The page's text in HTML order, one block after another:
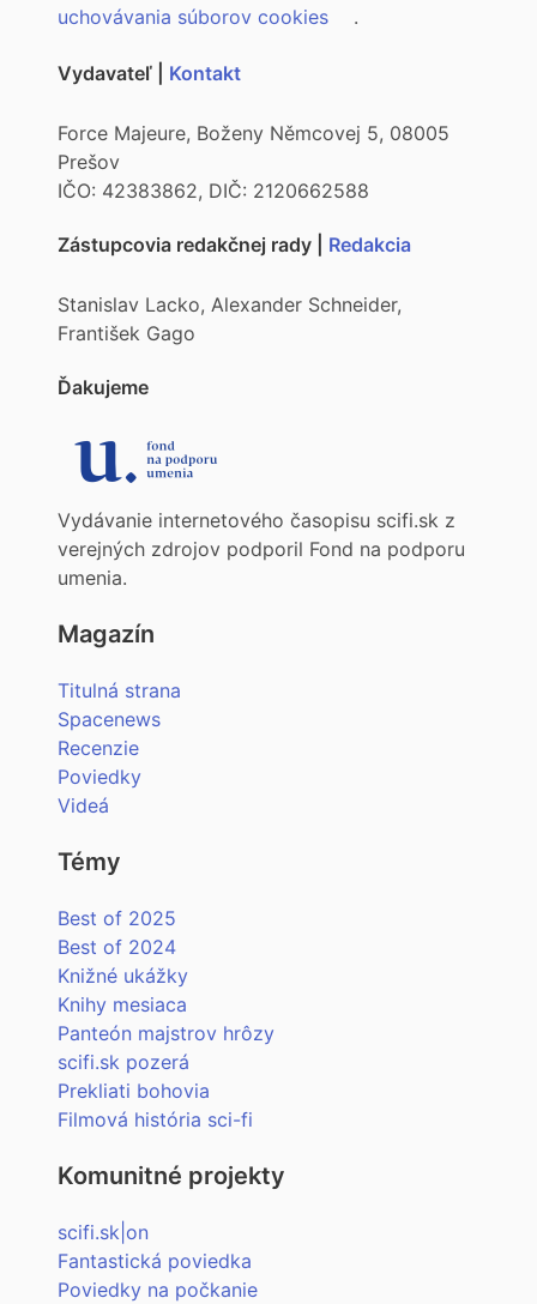
uchovávania súborov cookies
.
Vydavateľ | Kontakt
Force Majeure, Boženy Němcovej 5, 08005
Prešov
IČO: 42383862, DIČ: 2120662588
Zástupcovia redakčnej rady | Redakcia
Stanislav Lacko, Alexander Schneider,
František Gago
Ďakujeme
Vydávanie internetového časopisu scifi.sk z
verejných zdrojov podporil Fond na podporu
umenia.
Magazín
Titulná strana
Spacenews
Recenzie
Poviedky
Videá
Témy
Best of 2025
Best of 2024
Knižné ukážky
Knihy mesiaca
Panteón majstrov hrôzy
scifi.sk pozerá
Prekliati bohovia
Filmová história sci-fi
Komunitné projekty
scifi.sk|on
Fantastická poviedka
Poviedky na počkanie